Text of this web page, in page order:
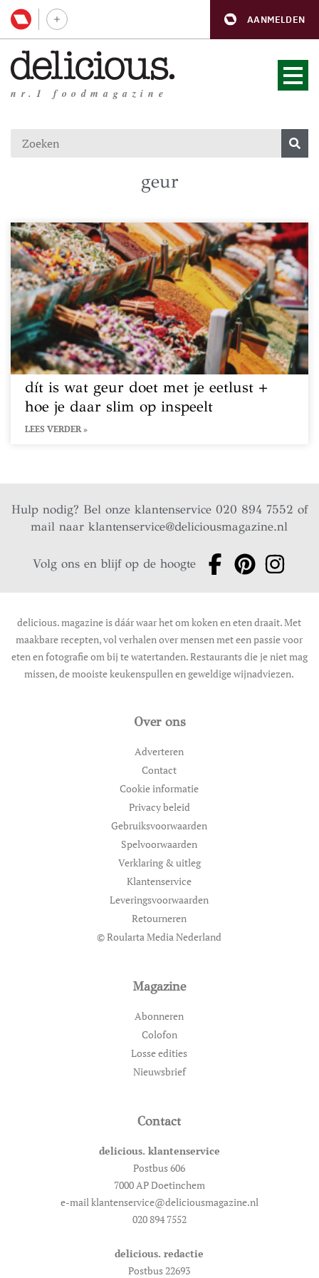
AANMELDEN
nr.1 foodmagazine
geur
dít is wat geur doet met je eetlust +
hoe je daar slim op inspeelt
LEES VERDER »
Hulp nodig? Bel onze klantenservice 020 894 7552 of
mail naarklantenservice@deliciousmagazine.nl
Volg ons en blijf op de hoogte
delicious. magazine is dáár waar het om koken en eten draait. Met
maakbare recepten, vol verhalen over mensen met een passie voor
eten en fotografie om bij te watertanden. Restaurants die je niet mag
missen, de mooiste keukenspullen en geweldige wijnadviezen.
Over ons
Adverteren
Contact
Cookie informatie
Privacy beleid
Gebruiksvoorwaarden
Spelvoorwaarden
Verklaring & uitleg
Klantenservice
Leveringsvoorwaarden
Retourneren
© Roularta Media Nederland
Magazine
Abonneren
Colofon
Losse edities
Nieuwsbrief
Contact
delicious. klantenservice
Postbus 606
7000 AP Doetinchem
e-mail klantenservice@deliciousmagazine.nl
020 894 7552
delicious. redactie
Postbus 22693